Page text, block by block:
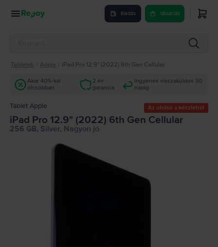
Eladás Vásárlás
Tabletek Apple iPad Pro 12.9" (2022) 6th Gen Cellular
Akár 40%-kal
olcsóbban
2 év
garancia
Ingyenes visszaküldés 30
napig
Tablet Apple Az utolsó a készletről
iPad Pro 12.9" (2022) 6th Gen Cellular
256 GB, Silver, Nagyon jó